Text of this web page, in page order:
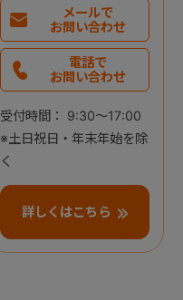
メールで
お問い合わせ
電話で
お問い合わせ
受付時間： 9:30～17:00
※土日祝日・年末年始を除
く
詳しくはこちら